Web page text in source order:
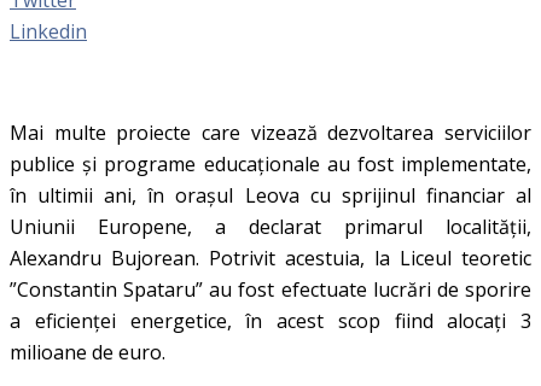
Linkedin
Mai multe proiecte care vizează dezvoltarea serviciilor
publice și programe educaționale au fost implementate,
în ultimii ani, în orașul Leova cu sprijinul financiar al
Uniunii Europene, a declarat primarul localității,
Alexandru Bujorean. Potrivit acestuia, la Liceul teoretic
”Constantin Spataru” au fost efectuate lucrări de sporire
a eficienței energetice, în acest scop fiind alocați 3
milioane de euro.